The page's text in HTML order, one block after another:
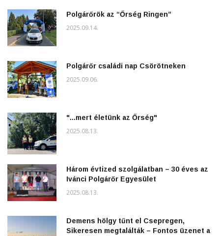
Polgárőrök az “Őrség Ringen”
2025.09.14.
Polgárőr családi nap Csörötneken
2025.09.06.
"...mert életünk az Őrség"
2025.08.13.
Három évtized szolgálatban – 30 éves az
Ivánci Polgárőr Egyesület
2025.08.13.
Demens hölgy tűnt el Csepregen,
Sikeresen megtalálták – Fontos üzenet a